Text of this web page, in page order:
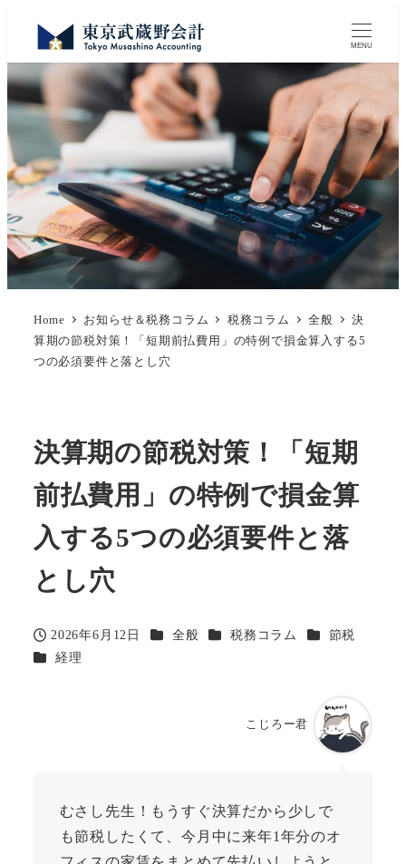
MENU
Home お知らせ＆税務コラム 税務コラム 全般
決
算期の節税対策！「短期前払費用」の特例で損金算入する5
つの必須要件と落とし穴
決算期の節税対策！「短期
前払費用」の特例で損金算
入する5つの必須要件と落
とし穴
投稿日
2026年6月12日 カテゴリー
全般 カテゴリー
税務コラム カテゴリー
節税
カテゴリー
経理
こじろー君
むさし先生！もうすぐ決算だから少しで
も節税したくて、今月中に来年1年分のオ